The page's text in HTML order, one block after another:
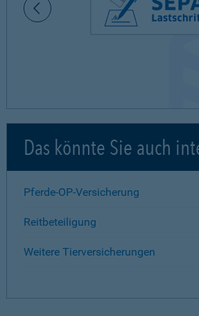
Das könnte Sie auch
Pferde-OP-Versicherung
Reitbeteiligung
Weitere Tierversicherungen